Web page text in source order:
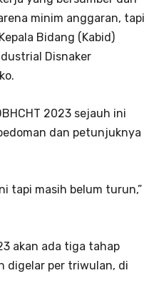
minim anggaran, tapi
Bidang (Kabid)
Disnaker
2023 sejauh ini
dan petunjuknya
tapi masih belum turun,”
akan ada tiga tahap
digelar per triwulan, di